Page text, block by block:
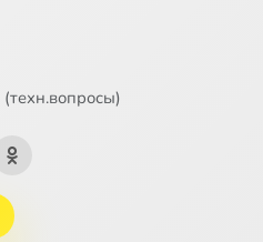
(техн.вопросы)